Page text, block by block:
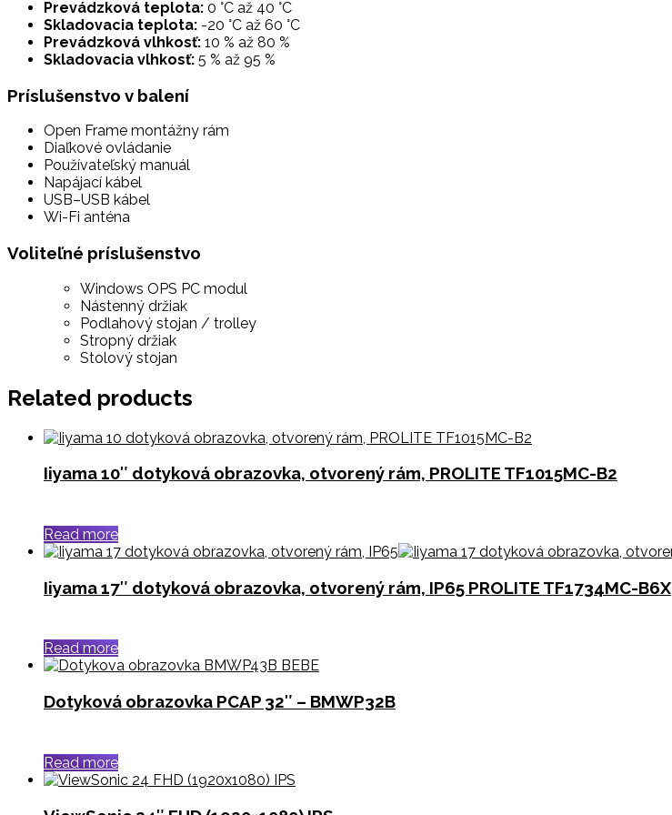
Prevádzková teplota: 0 °C až 40 °C
Skladovacia teplota: -20 °C až 60 °C
Prevádzková vlhkosť: 10 % až 80 %
Skladovacia vlhkosť: 5 % až 95 %
Príslušenstvo v balení
Open Frame montážny rám
Diaľkové ovládanie
Používateľský manuál
Napájací kábel
USB–USB kábel
Wi-Fi anténa
Voliteľné príslušenstvo
Windows OPS PC modul
Nástenný držiak
Podlahový stojan / trolley
Stropný držiak
Stolový stojan
Related products
Iiyama 10″ dotyková obrazovka, otvorený rám, PROLITE TF1015MC-B2
Read more
Iiyama 17″ dotyková obrazovka, otvorený rám, IP65 PROLITE TF1734MC-B6X
Read more
Dotyková obrazovka PCAP 32″ – BMWP32B
Read more